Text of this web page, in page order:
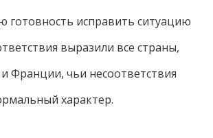
готовность исправить ситуацию
выразили все страны,
Франции, чьи несоответствия
характер.